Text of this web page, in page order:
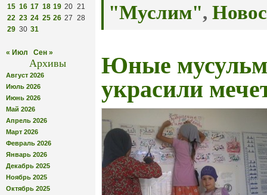
15 16 17 18 19 20 21
22 23 24 25 26 27 28
29 30 31
« Июл Сен »
Архивы
Август 2026
Июль 2026
Июнь 2026
Май 2026
Апрель 2026
Март 2026
Февраль 2026
Январь 2026
Декабрь 2025
Ноябрь 2025
Октябрь 2025
"Муслим",
Юные
украсили